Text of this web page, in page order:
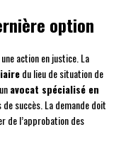
option
action en justice. La
du lieu de situation de
avocat spécialisé en
succès. La demande doit
de l’approbation des